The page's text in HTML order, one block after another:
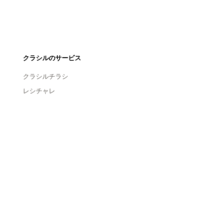
クラシルのサービス
クラシルチラシ
レシチャレ